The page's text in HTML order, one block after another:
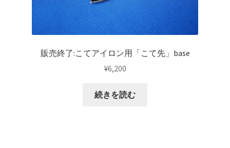
販売終了:こてアイロン用「こて先」base
¥6,200
続きを読む